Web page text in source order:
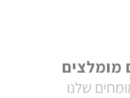
מומלצים
שלנו